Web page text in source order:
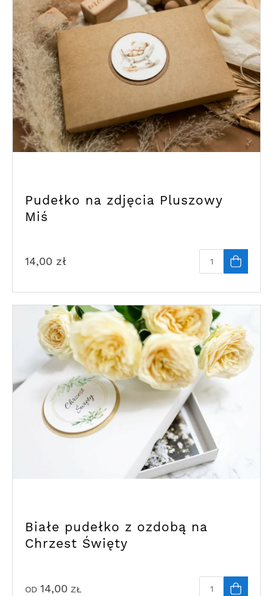
Pudełko na zdjęcia Pluszowy
Miś
14,00 zł
Białe pudełko z ozdobą na
Chrzest Święty
OD 14,00 ZŁ